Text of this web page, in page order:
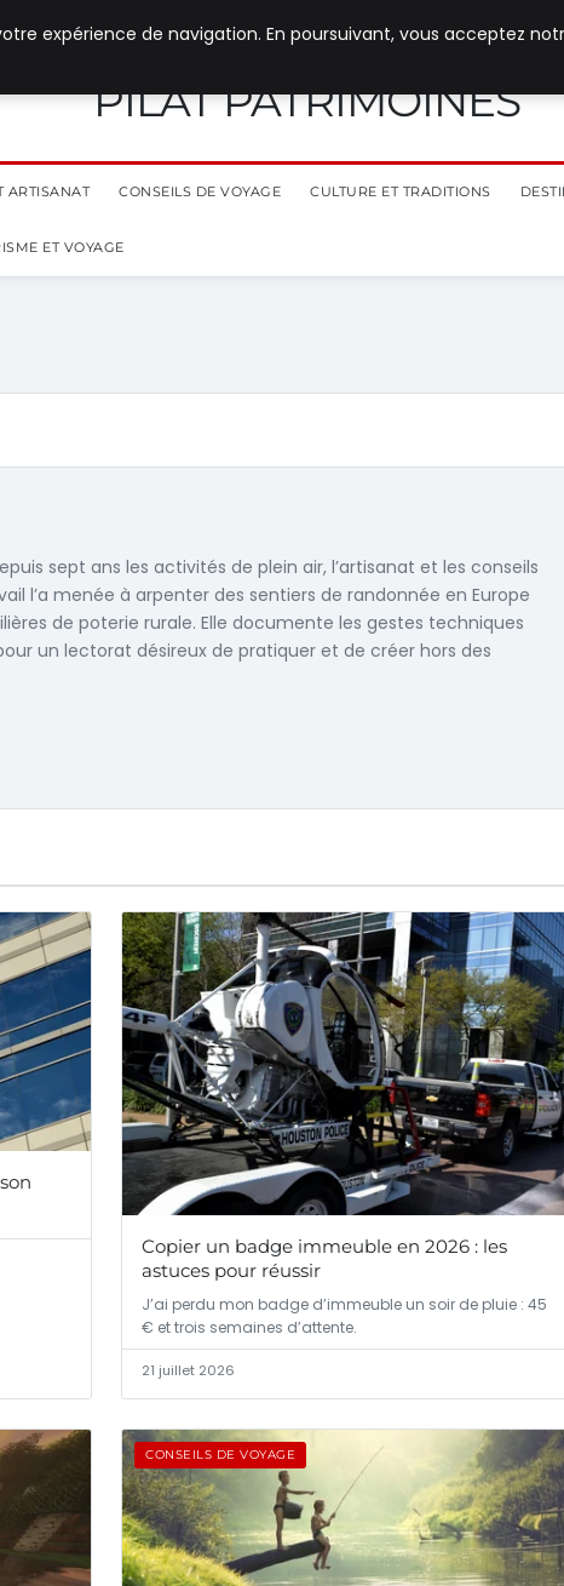
PILAT PATRIMOINES
ARTISANAT CONSEILS DE VOYAGE CULTURE ET TRADITIONS
ET VOYAGE
sept ans les activités de plein air, l’artisanat et les conseils
l’a menée à arpenter des sentiers de randonnée en Europe
de poterie rurale. Elle documente les gestes techniques
un lectorat désireux de pratiquer et de créer hors des
Copier un badge immeuble en 2026 : les
astuces pour réussir
J’ai perdu mon badge d’immeuble un soir de pluie : 45
€ et trois semaines d’attente.
21 juillet 2026
CONSEILS DE VOYAGE
expérience de navigation. En poursuivant, vous acceptez